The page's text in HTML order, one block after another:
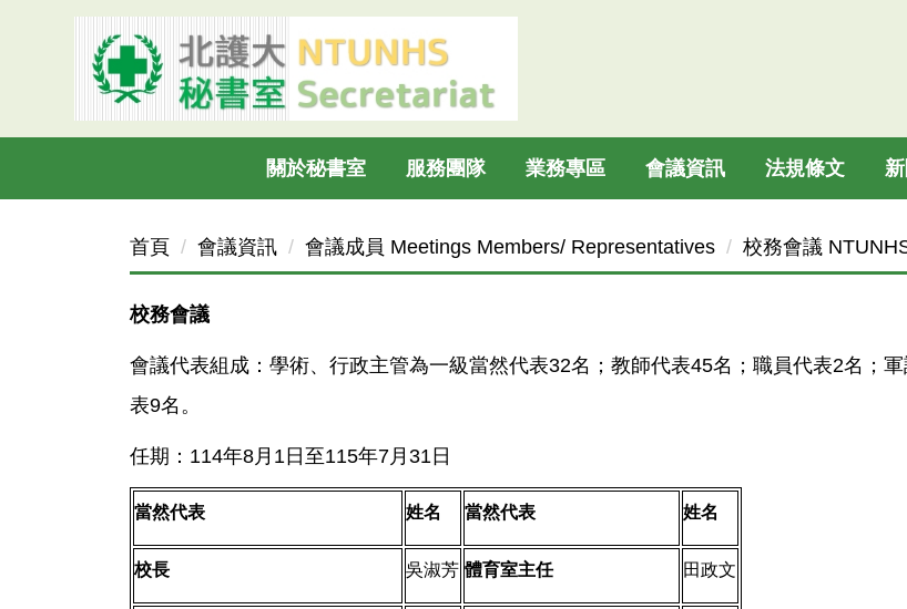
內
區
關於秘書室 服務團隊 業務專區 會議資訊 法規條文
首頁 會議資訊 會議成員 Meetings Members/ Representatives 校務會議
校務會議
會議代表組成：學術、行政主管為一級當然代表32名；教師代表45名；職員代表2名；
表9名。
任期：114年8月1日至115年7月31日
當然代表 姓名 當然代表 姓名
校長 吳淑芳 體育室主任 田政文